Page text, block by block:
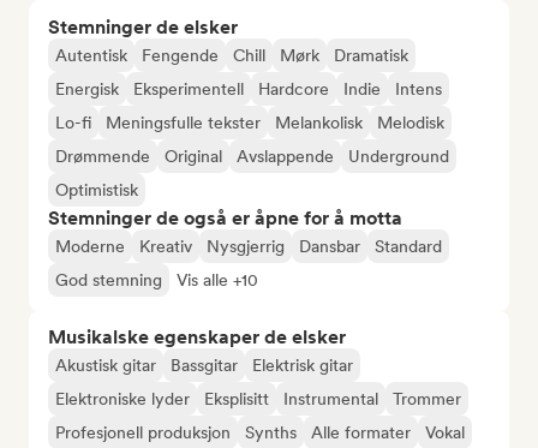
Stemninger de elsker
Autentisk Fengende Chill Mørk
Dramatisk
Energisk
Eksperimentell Hardcore Indie
Intens
Lo-fi
Meningsfulle tekster Melankolisk
Melodisk
Drømmende
Original Avslappende
Underground
Optimistisk
Stemninger de også er åpne for å motta
Moderne Kreativ Nysgjerrig Dansbar
Standard
God stemning
Vis alle +10
Musikalske egenskaper de elsker
Akustisk gitar Bassgitar
Elektrisk gitar
Elektroniske lyder
Eksplisitt Instrumental
Trommer
Profesjonell produksjon
Synths Alle formater Vokal